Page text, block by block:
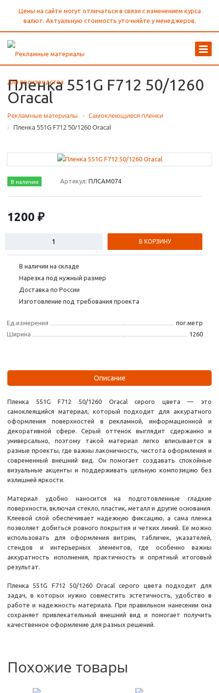
Цены на сайте могут отличаться в связи с изменением курса
валют. Актуальную стоимость уточняйте у менеджеров.
Пленка 551G F712 50/1260
Oracal
Рекламные материалы
Самоклеющиеся пленки
Пленка 551G F712 50/1260 Oracal
В наличии Артикул:ПЛСАМ074
1200 ₽
В КОРЗИНУ
В наличии на складе
Нарезка под нужный размер
Доставка по России
Изготовление под требования проекта
Ед.измерения
пог.метр
Ширина
1260
Описание
Пленка 551G F712 50/1260 Oracal серого цвета — это
самоклеящийся материал, который подходит для аккуратного
оформления поверхностей в рекламной, информационной и
декоративной сфере. Серый оттенок выглядит сдержанно и
универсально, поэтому такой материал легко вписывается в
разные проекты, где важны лаконичность, чистота оформления и
современный внешний вид. Он помогает создавать спокойные
визуальные акценты и поддерживать цельную композицию без
излишней яркости.
Материал удобно наносится на подготовленные гладкие
поверхности, включая стекло, пластик, металл и другие основания.
Клеевой слой обеспечивает надежную фиксацию, а сама пленка
позволяет добиться ровного покрытия и четких линий. Ее можно
использовать для оформления витрин, табличек, указателей,
стендов и интерьерных элементов, где особенно важны
аккуратность исполнения, практичность и опрятный итоговый
результат.
Пленка 551G F712 50/1260 Oracal серого цвета подходит для
задач, в которых нужно совместить эстетичность, удобство в
работе и надежность материала. При правильном нанесении она
сохраняет привлекательный внешний вид и помогает получить
качественное оформление для разных решений.
Похожие товары